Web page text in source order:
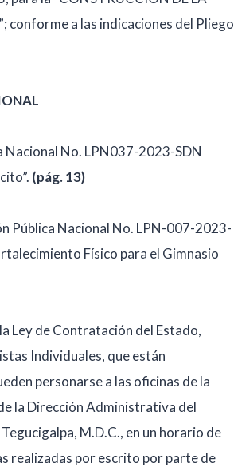
conforme a las indicaciones del Pliego
Nacional No. LPN037-2023-SDN
(pág. 13)
Pública Nacional No. LPN-007-2023-
Físico para el Gimnasio
Ley de Contratación del Estado,
Individuales, que están
personarse a las oficinas de la
la Dirección Administrativa del
M.D.C., en un horario de
realizadas por escrito por parte de